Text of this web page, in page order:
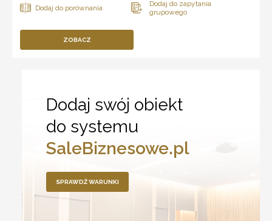
ZOBACZ
Dodaj swój obiekt
do systemu
SaleBiznesowe.pl
SPRAWDŹ WARUNKI